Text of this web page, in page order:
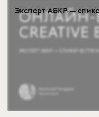
Эксперт АБКР —